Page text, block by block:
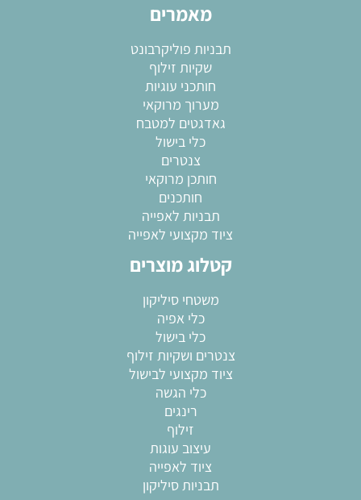
מאמרים
תבניות פוליקרבונט
שקיות זילוף
חותכני עוגיות
מערוך מרוקאי
גאדגטים למטבח
כלי בישול
צנטרים
חותכן מרוקאי
חותכנים
תבניות לאפייה
ציוד מקצועי לאפייה
קטלוג מוצרים
משטחי סיליקון
כלי אפיה
כלי בישול
צנטרים ושקיות זילוף
ציוד מקצועי לבישול
כלי הגשה
רינגים
זילוף
עיצוב עוגות
ציוד לאפייה
תבניות סיליקון